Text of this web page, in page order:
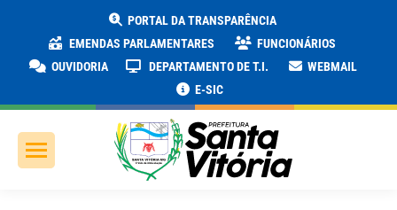
PORTAL DA TRANSPARÊNCIA
EMENDAS PARLAMENTARES
FUNCIONÁRIOS
OUVIDORIA
DEPARTAMENTO DE T.I.
WEBMAIL
E-SIC